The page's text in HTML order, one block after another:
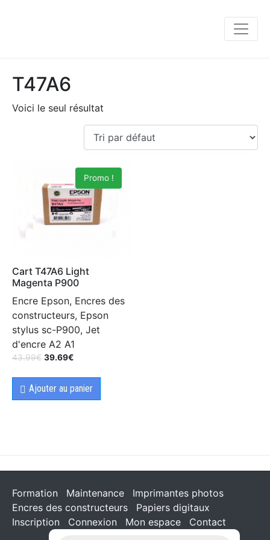
T47A6
Voici le seul résultat
Promo !
Cart T47A6 Light
Magenta P900
Encre Epson, Encres des
constructeurs, Epson
stylus sc-P900, Jet
d'encre A2 A1
43.99€ 39.69€
Ajouter au panier
Formation Maintenance
Imprimantes photos
Encres des constructeurs
Papiers digitaux
Inscription
Connexion Mon espace Contact